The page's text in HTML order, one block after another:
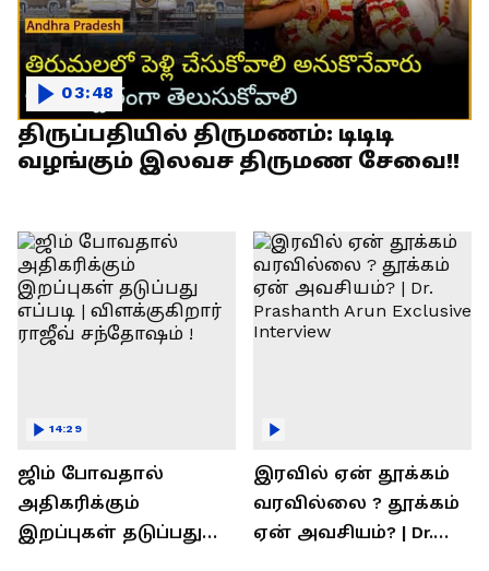
திருப்பதியில் திருமணம்: டிடிடி
வழங்கும் இலவச திருமண சேவை!!
03:48
ஜிம் போவதால்
அதிகரிக்கும்
இறப்புகள் தடுப்பது
14:29
இரவில் ஏன் தூக்கம்
வரவில்லை ? தூக்கம்
ஏன் அவசியம்? | Dr.